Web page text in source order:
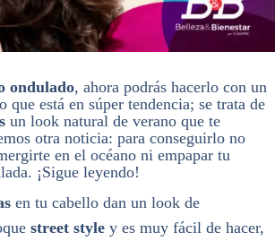
ondulado, ahora podrás hacerlo con un
que está en súper tendencia; se trata de
un look natural de verano que te
otra noticia: para conseguirlo no
en el océano ni empapar tu
¡Sigue leyendo!
en tu cabello dan un look de
street styley es muy fácil de hacer,